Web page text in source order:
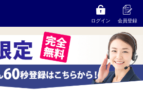
ログイン
会員登録
の求人をお探しならコンサルタント